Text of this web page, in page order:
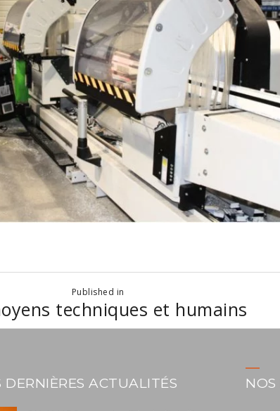
Published in
techniques et humains
DERNIÈRES ACTUALITÉS NOS